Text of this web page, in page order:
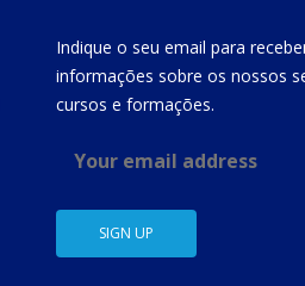
Indique o seu email para
informações sobre os nossos
cursos e formações.